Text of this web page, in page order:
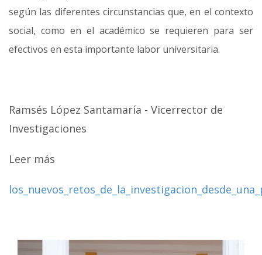
según las diferentes circunstancias que, en el contexto
social, como en el académico se requieren para ser
efectivos en esta importante labor universitaria.
Ramsés López Santamaría - Vicerrector de
Investigaciones
Leer más